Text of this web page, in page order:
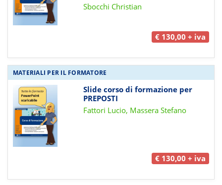
Sbocchi Christian
€ 130,00 + iva
MATERIALI PER IL FORMATORE
Slide corso di formazione per
PREPOSTI
Fattori Lucio, Massera Stefano
€ 130,00 + iva